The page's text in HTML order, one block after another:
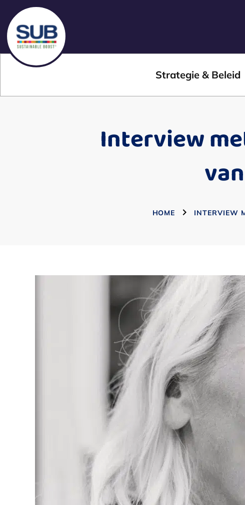
Strategie & Beleid
Interview
HOME INTERVIEW